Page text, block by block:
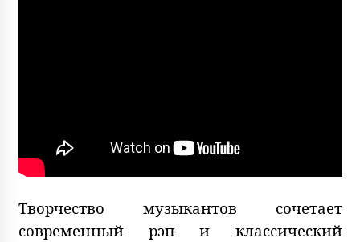
Творчество музыкантов сочетает
современный рэп и классический